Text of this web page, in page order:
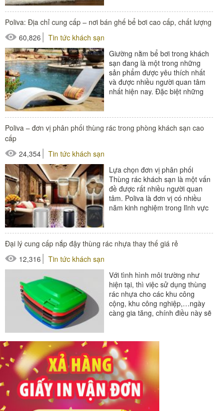
#thiết bị phòng tắm
Poliva: Địa chỉ cung cấp – nơi bán ghế bể bơi cao cấp, chất lượng
60,826
Tin tức khách sạn
Giường nằm bể bơi trong khách
sạn đang là một trong những
sản phẩm được yêu thích nhất
và được nhiều người quan tâm
nhất hiện nay. Đặc biệt những
Poliva – đơn vị phân phối thùng rác trong phòng khách sạn cao
cấp
24,354
Tin tức khách sạn
Lựa chọn đơn vị phân phối
Thùng rác khách sạn là một vấn
đề được rất nhiều người quan
tâm. Poliva là đơn vị có nhiều
năm kinh nghiệm trong lĩnh vực
#thùng rác
#thùng rác trong phòng
Đại lý cung cấp nắp đậy thùng rác nhựa thay thế giá rẻ
12,316
Tin tức khách sạn
Với tình hình môi trường như
hiện tại, thì việc sử dụng thùng
rác nhựa cho các khu công
cộng, khu công nghiệp,…ngày
càng gia tăng, chính điều này sẽ
#thùng rác
#thùng rác nhựa